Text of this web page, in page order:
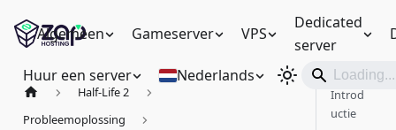
Algemeen Gameserver VPS
Dedicated
server
Huur een server Nederlands
Half-Life 2
Probleemoplossing
Introd
uctie